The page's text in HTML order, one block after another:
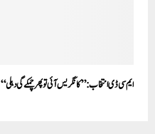
ایم سی ڈی انتخاب: ’’کانگریس آئی تو پھر چمکے گی دہلی‘‘